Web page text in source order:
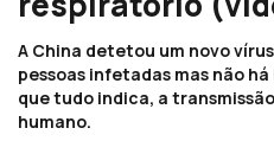
A China detetou um novo
pessoas infetadas mas não
que tudo indica, a
humano.